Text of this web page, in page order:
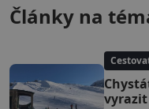
Články na
vyrazit